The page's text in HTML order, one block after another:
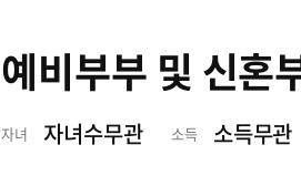
예비부부 및 신혼
자녀 자녀수무관 소득 소득무관